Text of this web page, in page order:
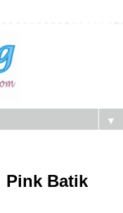
▼
Pink Batik